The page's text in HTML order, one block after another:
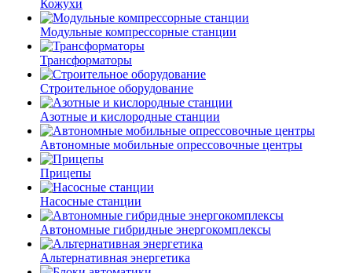
Кожухи
Модульные компрессорные станции
Трансформаторы
Строительное оборудование
Азотные и кислородные станции
Автономные мобильные опрессовочные центры
Прицепы
Насосные станции
Автономные гибридные энергокомплексы
Альтернативная энергетика